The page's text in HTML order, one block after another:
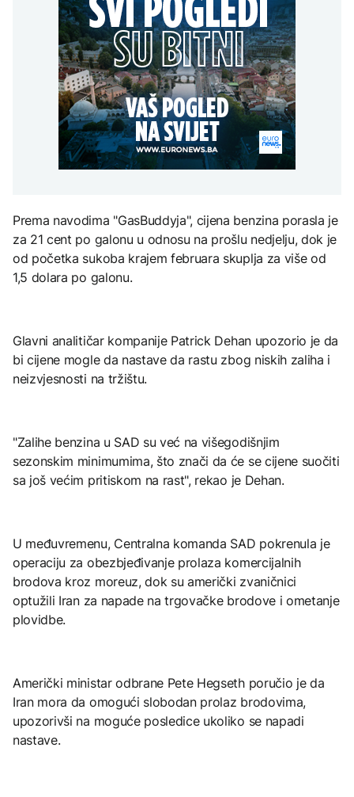
Raspotočje, traže
rješenje za probleme
AKTUELNO
Osamnaest zeničkih
rudara i dalje u jami
Raspotočje, traže
rješenje za probleme
AKTUELNO
Dunav se povukao i
otkrio vijekovima
skrivene tajne: Od
mamuta do ratnih
brodova
presušuju
FOKUS
Kina uvela trgovinske
mjere protiv SAD uoči
posjete Xi Jinpinga
Washingtonu
na Mjesec
TEHNOLOGIJA
Britanska kraljevska
kovnica iz elektronskog
otpada izdvaja zlato
Ruska vakcina protiv
melanoma: Prvi pacijent
uskoro završava terapiju
Prema navodima "GasBuddyja", cijena benzina porasla je
za 21 cent po galonu u odnosu na prošlu nedjelju, dok je
od početka sukoba krajem februara skuplja za više od
1,5 dolara po galonu.
Glavni analitičar kompanije Patrick Dehan upozorio je da
bi cijene mogle da nastave da rastu zbog niskih zaliha i
neizvjesnosti na tržištu.
"Zalihe benzina u SAD su već na višegodišnjim
sezonskim minimumima, što znači da će se cijene suočiti
sa još većim pritiskom na rast", ​​rekao je Dehan.
U međuvremenu, Centralna komanda SAD pokrenula je
operaciju za obezbjeđivanje prolaza komercijalnih
brodova kroz moreuz, dok su američki zvaničnici
optužili Iran za napade na trgovačke brodove i ometanje
plovidbe.
Američki ministar odbrane Pete Hegseth poručio je da
Iran mora da omogući slobodan prolaz brodovima,
upozorivši na moguće posledice ukoliko se napadi
nastave.